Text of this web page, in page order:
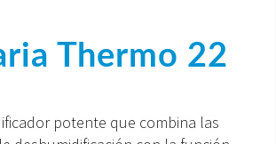
Thermo 22
potente que combina las